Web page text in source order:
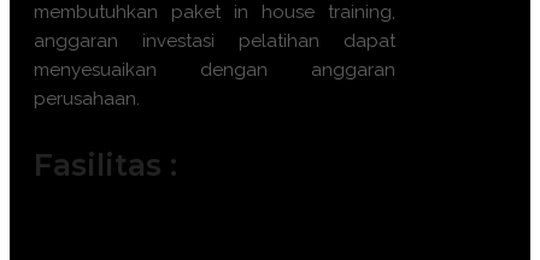
membutuhkan paket in house training,
anggaran investasi pelatihan dapat
menyesuaikan dengan anggaran
perusahaan.
Fasilitas :